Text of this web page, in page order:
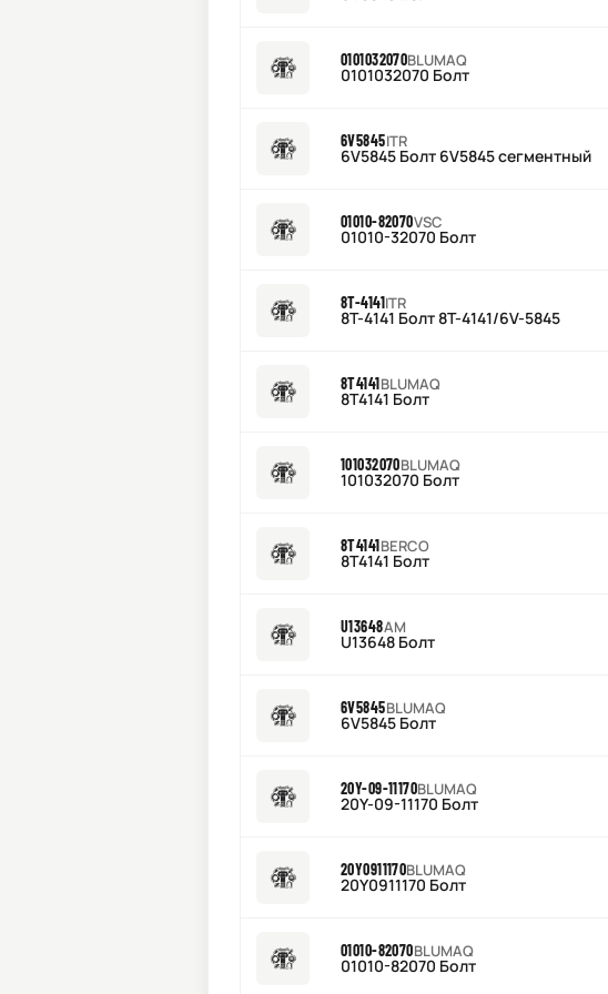
0101032070BLUMAQ
0101032070 Болт
6V5845ITR
6V5845 Болт 6V5845 сегментный
01010-82070VSC
01010-32070 Болт
8T-4141ITR
8T-4141 Болт 8T-4141/6V-5845
8T4141BLUMAQ
8T4141 Болт
101032070BLUMAQ
101032070 Болт
8T4141BERCO
8T4141 Болт
U13648AM
U13648 Болт
6V5845BLUMAQ
6V5845 Болт
20Y-09-11170BLUMAQ
20Y-09-11170 Болт
20Y0911170BLUMAQ
20Y0911170 Болт
01010-82070BLUMAQ
01010-82070 Болт